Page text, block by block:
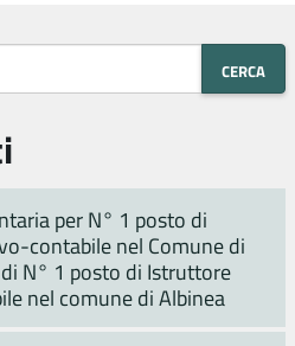
per N° 1 posto di
contabile nel Comune di
N° 1 posto di Istruttore
nel comune di Albinea